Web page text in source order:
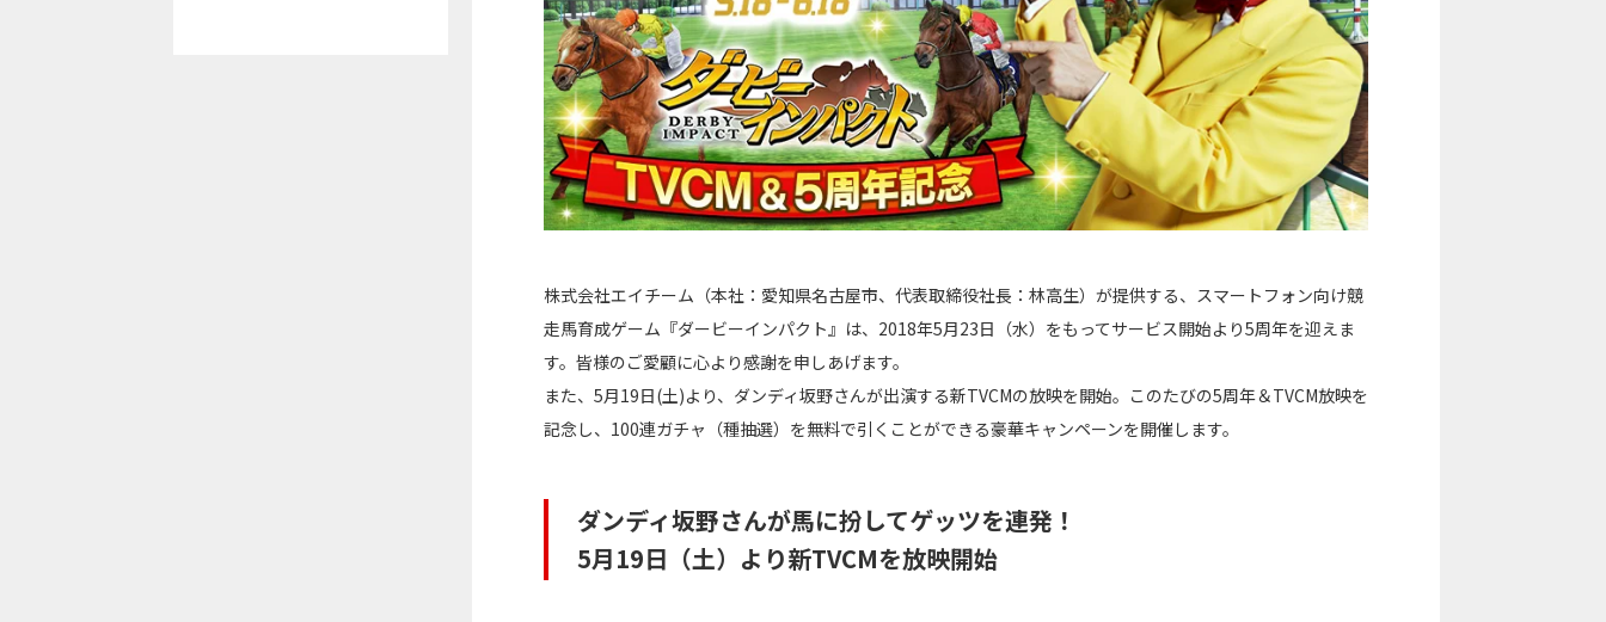
株式会社エイチーム（本社：愛知県名古屋市、代表取締役社長：林高生）が提供する、スマートフォン向け競
走馬育成ゲーム『ダービーインパクト』は、2018年5月23日（水）をもってサービス開始より5周年を迎えま
す。皆様のご愛顧に心より感謝を申しあげます。
また、5月19日(土)より、ダンディ坂野さんが出演する新TVCMの放映を開始。このたびの5周年＆TVCM放映を
記念し、100連ガチャ（種抽選）を無料で引くことができる豪華キャンペーンを開催します。
ダンディ坂野さんが馬に扮してゲッツを連発！
5月19日（土）より新TVCMを放映開始